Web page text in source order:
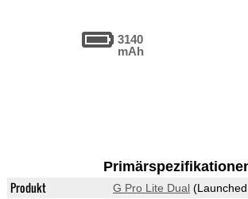
3140
mAh
Produkt G Pro Lite Dual